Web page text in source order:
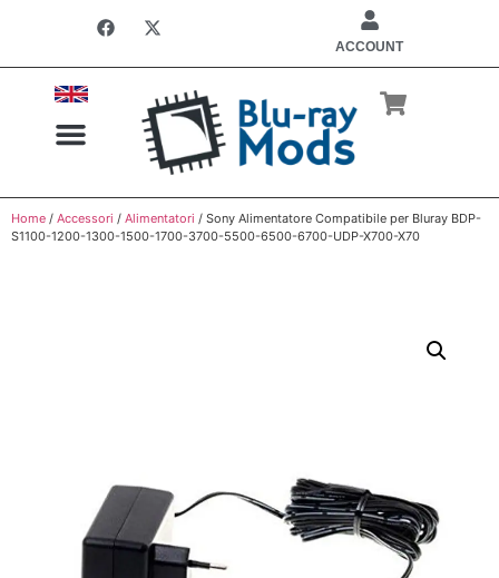
ACCOUNT
Home / Accessori / Alimentatori / Sony Alimentatore Compatibile per Bluray BDP-
S1100-1200-1300-1500-1700-3700-5500-6500-6700-UDP-X700-X70